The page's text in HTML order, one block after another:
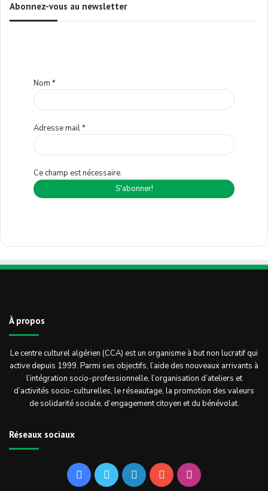
Abonnez-vous au newsletter
Nom *
Adresse mail*
Ce champ est nécessaire.
À propos
Le centre culturel algérien (CCA) est un organisme à but non lucratif qui
active depuis 1999. Parmi ses objectifs, l’aide des nouveaux arrivants à
l’intégration socio-professionnelle, l’organisation d’ateliers et
d’activités socio-culturelles, le réseautage, la promotion des valeurs
de solidarité sociale, d’engagement citoyen et du bénévolat.
Réseaux sociaux
FacebookTwitterLinkedinYouTubeInstagram